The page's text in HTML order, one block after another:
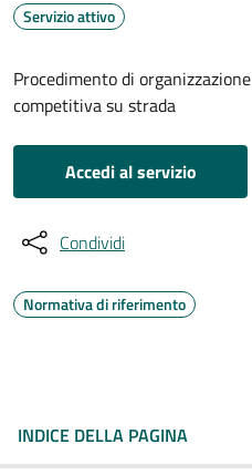
Servizio attivo
Procedimento di
competitiva su strada
Accedi al servizio
Condividi
Normativa di riferimento
INDICE DELLA PAGINA